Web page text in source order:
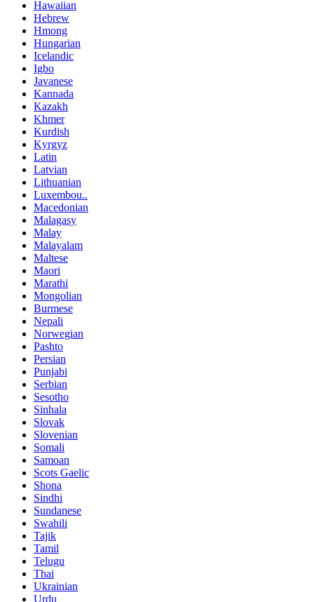
Hawaiian
Hebrew
Hmong
Hungarian
Icelandic
Igbo
Javanese
Kannada
Kazakh
Khmer
Kurdish
Kyrgyz
Latin
Latvian
Lithuanian
Luxembou..
Macedonian
Malagasy
Malay
Malayalam
Maltese
Maori
Marathi
Mongolian
Burmese
Nepali
Norwegian
Pashto
Persian
Punjabi
Serbian
Sesotho
Sinhala
Slovak
Slovenian
Somali
Samoan
Scots Gaelic
Shona
Sindhi
Sundanese
Swahili
Tajik
Tamil
Telugu
Thai
Ukrainian
Urdu